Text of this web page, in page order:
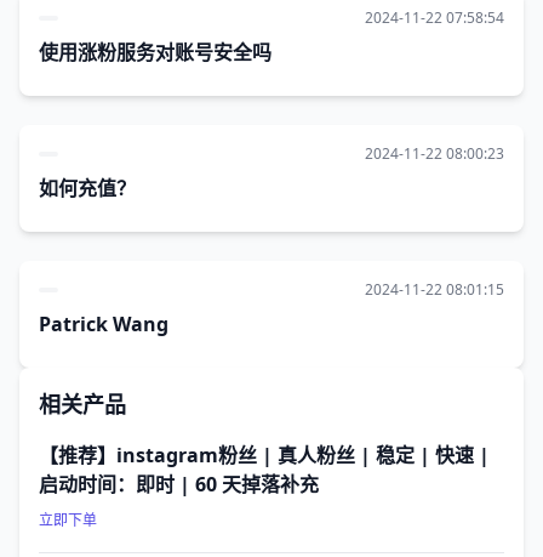
2024-11-22 07:58:54
使用涨粉服务对账号安全吗
2024-11-22 08:00:23
如何充值？
2024-11-22 08:01:15
Patrick Wang
相关产品
【推荐】instagram粉丝 | 真人粉丝 | 稳定 | 快速 |
启动时间：即时 | 60 天掉落补充
立即下单